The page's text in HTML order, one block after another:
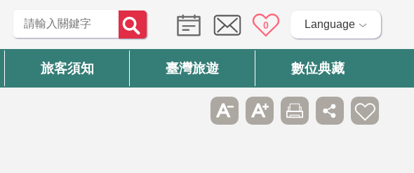
0 Language
旅客須知 臺灣旅遊 數位典藏